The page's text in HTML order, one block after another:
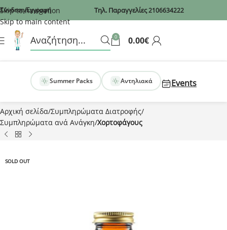
Recaptcha
Skip to navigation
Skip to main content
Σύνδεση/Εγγραφή Τηλ. Παραγγελίες2106634222
0 0.00€
Summer Packs Αντηλιακά Events
Αρχική σελίδα Συμπληρώματα Διατροφής
Συμπληρώματα ανά Ανάγκη Χορτοφάγους
SOLD OUT